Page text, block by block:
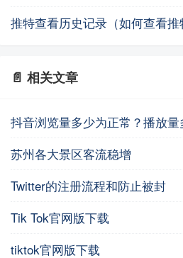
推特查看历史记录（如何查看推
📄 相关文章
抖音浏览量多少为正常？播放量
苏州各大景区客流稳增
Twitter的注册流程和防止被封
Tik Tok官网版下载
tiktok官网版下载